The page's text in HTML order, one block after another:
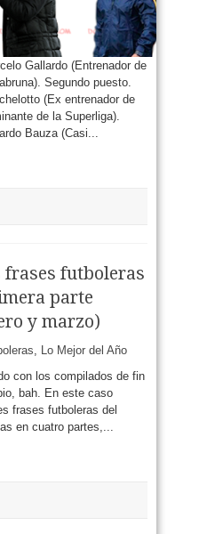
Gallardo (Entrenador de
Segundo puesto.
(Ex entrenador de
de la Superliga).
Bauza (Casi...
frases futboleras
parte
y marzo)
, Lo Mejor del Año
con los compilados de fin
bah. En este caso
frases futboleras del
en cuatro partes,...